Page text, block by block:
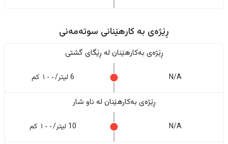
ڕێژەى به کارهێنانی سوتەمەنی
ڕێژەى بەکارهێنان له ڕێگای گشتی
N/A 6 لیتر/١٠٠ کم
ڕێژەى بەکارهێنان له ناو شار
N/A 10 لیتر/١٠٠ کم